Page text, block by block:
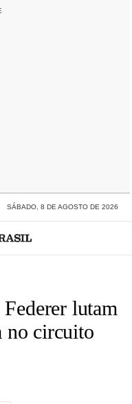
SÁBADO, 8 DE AGOSTO DE 2026
lutam
no circuito